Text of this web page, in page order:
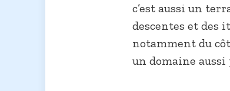
c’est aussi un
descentes et des
notamment du
un domaine aussi